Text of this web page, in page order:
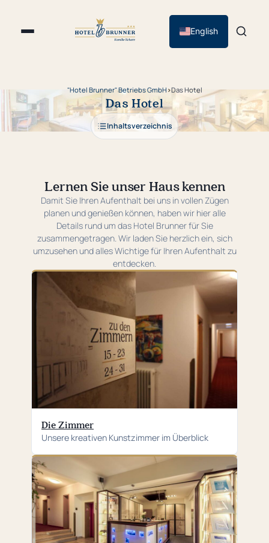
English
"Hotel Brunner" Betriebs GmbH ›Das Hotel
Das Hotel
Inhaltsverzeichnis
Lernen Sie unser Haus kennen
Damit Sie Ihren Aufenthalt bei uns in vollen Zügen
planen und genießen können, haben wir hier alle
Details rund um das Hotel Brunner für Sie
zusammengetragen. Wir laden Sie herzlich ein, sich
umzusehen und alles Wichtige für Ihren Aufenthalt zu
entdecken.
Die Zimmer
Unsere kreativen Kunstzimmer im Überblick